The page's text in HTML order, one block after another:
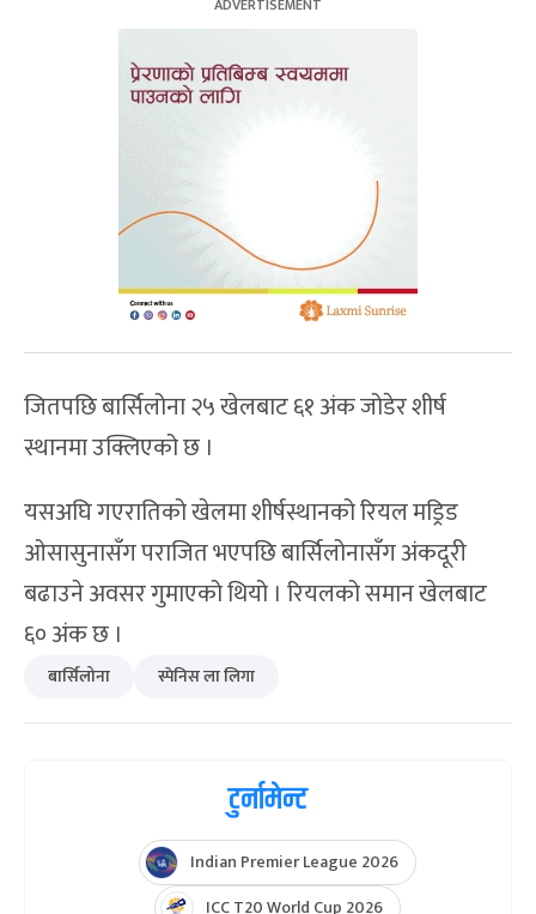
जितपछि बार्सिलोना २५ खेलबाट ६१ अंक जोडेर शीर्ष
स्थानमा उक्लिएको छ ।
यसअघि गएरातिको खेलमा शीर्षस्थानको रियल मड्रिड
ओसासुनासँग पराजित भएपछि बार्सिलोनासँग अंकदूरी
बढाउने अवसर गुमाएको थियो । रियलको समान खेलबाट
६० अंक छ ।
बार्सिलोना स्पेनिस ला लिगा
टुर्नामेन्ट
Indian Premier League 2026
ICC T20 World Cup 2026